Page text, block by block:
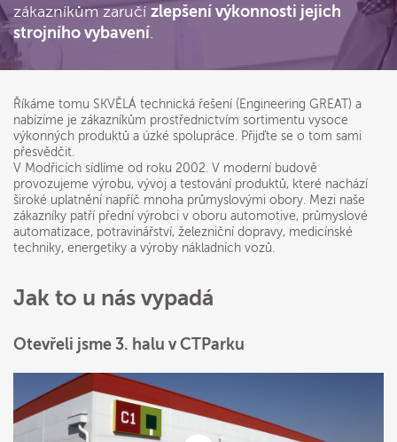
zákazníkům zaručí zlepšení výkonnosti jejich
strojního vybavení.
Říkáme tomu SKVĚLÁ technická řešení (Engineering GREAT) a
nabízíme je zákazníkům prostřednictvím sortimentu vysoce
výkonných produktů a úzké spolupráce. Přijďte se o tom sami
přesvědčit.
V Modřicích sídlíme od roku 2002. V moderní budově
provozujeme výrobu, vývoj a testování produktů, které nachází
široké uplatnění napříč mnoha průmyslovými obory. Mezi naše
zákazníky patří přední výrobci v oboru automotive, průmyslové
automatizace, potravinářství, železniční dopravy, medicínské
techniky, energetiky a výroby nákladních vozů.
Jak to u nás vypadá
Otevřeli jsme 3. halu v CTParku